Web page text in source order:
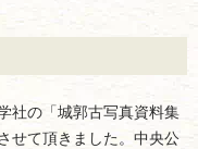
社の「城郭古写真資料集
せて頂きました。中央公